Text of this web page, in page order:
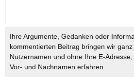
Ihre Argumente, Gedanken oder
kommentierten Beitrag bringen wir
Nutzernamen und ohne Ihre E-
Vor- und Nachnamen erfahren.